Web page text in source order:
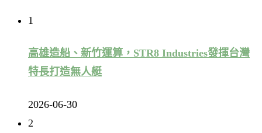
1
高雄造船、新竹運算，STR8 Industries發揮台灣
特長打造無人艇
2026-06-30
2